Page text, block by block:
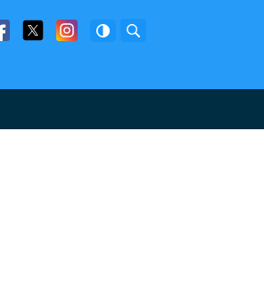
Facebook
Twitter Facebook